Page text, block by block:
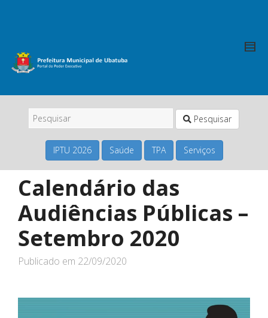
Pesquisar
IPTU 2026 Saúde TPA Serviços
Calendário das
Audiências Públicas –
Setembro 2020
Publicado em 22/09/2020